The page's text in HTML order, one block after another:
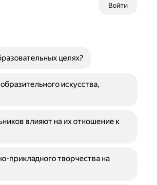
Войти
целях?
искусства,
влияют на их отношение к
прикладного творчества на